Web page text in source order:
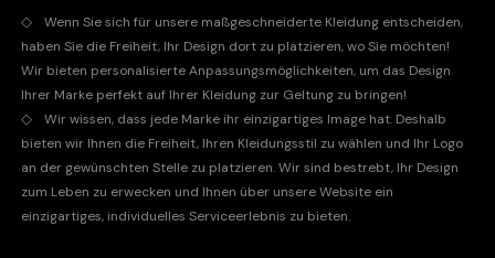
◇
Wenn Sie sich für unsere maßgeschneiderte Kleidung entscheiden,
haben Sie die Freiheit, Ihr Design dort zu platzieren, wo Sie möchten!
Wir bieten personalisierte Anpassungsmöglichkeiten, um das Design
Ihrer Marke perfekt auf Ihrer Kleidung zur Geltung zu bringen!
◇
Wir wissen, dass jede Marke ihr einzigartiges Image hat. Deshalb
bieten wir Ihnen die Freiheit, Ihren Kleidungsstil zu wählen und Ihr Logo
an der gewünschten Stelle zu platzieren. Wir sind bestrebt, Ihr Design
zum Leben zu erwecken und Ihnen über unsere Website ein
einzigartiges, individuelles Serviceerlebnis zu bieten.